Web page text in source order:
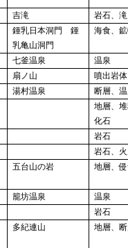
吉滝
岩石、滝
鍾乳日本洞門 鍾
乳亀山洞門
海食、
七釜温泉
温泉
扇ノ山
噴出岩
湯村温泉
断層、
地層、
化石
岩石
岩石、
五台山の岩 地層、
籠坊温泉
温泉
岩石
多紀連山 地層、